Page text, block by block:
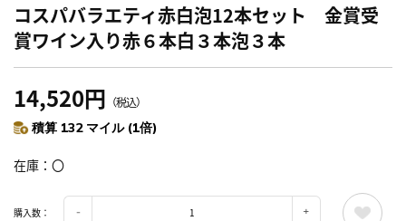
コスパバラエティ赤白泡12本セット 金賞受
賞ワイン入り赤６本白３本泡３本
14,520円 （税込）
積算 132 マイル (1倍)
在庫 〇
購入数：